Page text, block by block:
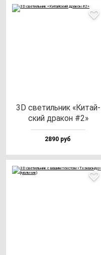
3D све­тиль­ник «Китай­
ский дра­кон #2»
2890 руб